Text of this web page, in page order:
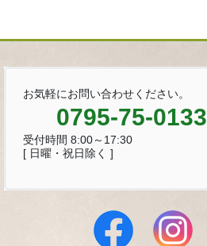
お気軽にお問い合わせください。
0795-75-0133
受付時間 8:00～17:30
[ 日曜・祝日除く ]